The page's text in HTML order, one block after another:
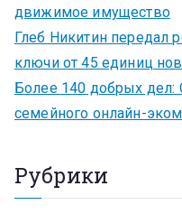
движимое имущество
Глеб Никитин передал
ключи от 45 единиц
Более 140 добрых дел:
семейного онлайн-
Рубрики